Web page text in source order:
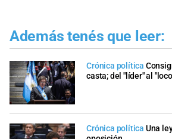
Además tenés que leer:
Crónica política
casta; del "líder" al
Crónica política Una